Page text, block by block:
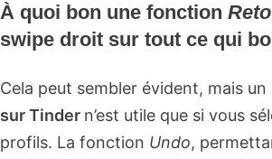
À quoi bon une fonction
swipe droit sur tout ce qui
Cela peut sembler évident, mais un
sur Tinder n’est utile que si vous
profils. La fonction Undo,